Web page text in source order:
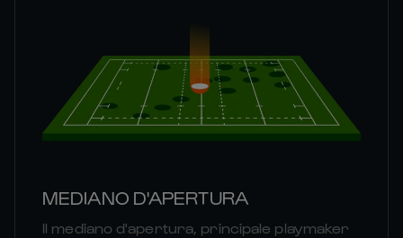
MEDIANO D'APERTURA
Il mediano d'apertura, principale playmaker